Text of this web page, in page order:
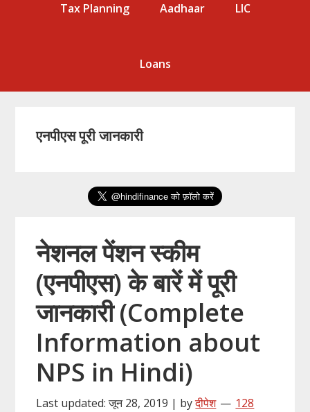
Tax Planning Aadhaar LIC
Loans
एनपीएस पूरी जानकारी
नेशनल पेंशन स्कीम
(एनपीएस) के बारें में पूरी
जानकारी (Complete
Information about
NPS in Hindi)
Last updated: जून 28, 2019 | byदीपेश
128